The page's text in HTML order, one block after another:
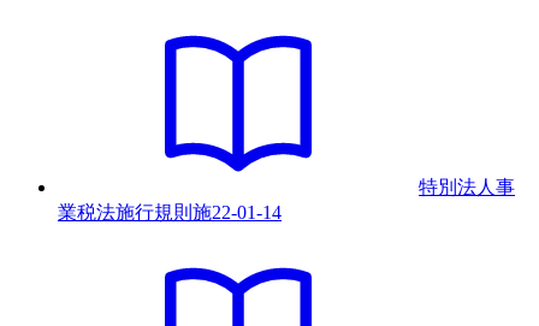
特別法人事
業税法施行規則 施22-01-14